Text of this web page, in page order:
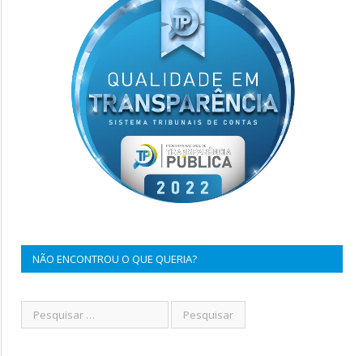
NÃO ENCONTROU O QUE QUERIA?